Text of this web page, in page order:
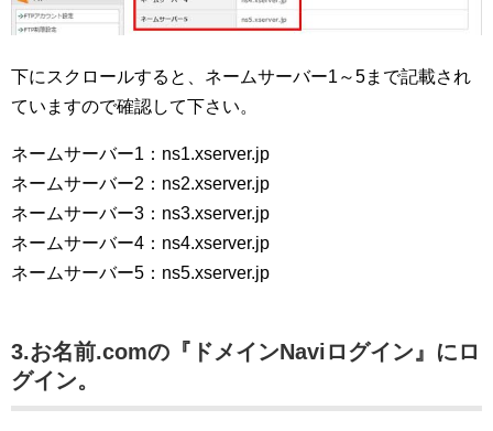
下にスクロールすると、ネームサーバー1～5まで記載され
ていますので確認して下さい。
ネームサーバー1：ns1.xserver.jp
ネームサーバー2：ns2.xserver.jp
ネームサーバー3：ns3.xserver.jp
ネームサーバー4：ns4.xserver.jp
ネームサーバー5：ns5.xserver.jp
3.お名前.comの『ドメインNaviログイン』にロ
グイン。